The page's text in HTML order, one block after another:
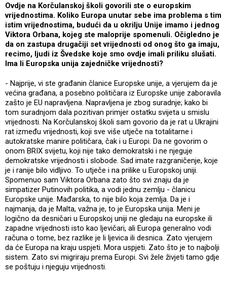
Ovdje na Korčulanskoj školi govorili ste o europskim
vrijednostima. Koliko Europa unutar sebe ima problema s tim
istim vrijednostima, budući da u okrilju Unije imamo i jednog
Viktora Orbana, kojeg ste maloprije spomenuli. Očigledno je
da on zastupa drugačiji set vrijednosti od onog što ga imaju,
recimo, ljudi iz Švedske koje smo ovdje imali priliku slušati.
Ima li Europska unija zajedničke vrijednosti?
- Najprije, vi ste građanin članice Europske unije, a vjerujem da je
većina građana, a posebno političara iz Europske unije zaboravila
zašto je EU napravljena. Napravljena je zbog suradnje; kako bi
tom suradnjom dala pozitivan primjer ostatku svijeta u smislu
vrijednosti. Na Korčulanskoj školi sam govorio da je rat u Ukrajini
rat između vrijednosti, koji sve više utječe na totalitarne i
autokratske manire političara, čak i u Europi. Da ne govorim o
onom BRIX svijetu, koji nije tako demokratski i ne njeguje
demokratske vrijednosti i slobode. Sad imate razgraničenje, koje
je i ranije bilo vidljivo. To utječe i na prilike u Europskoj uniji.
Spomenuo sam Viktora Orbana zato što svi znaju da je
simpatizer Putinovih politika, a vodi jednu zemlju - članicu
Europske unije. Mađarska, to nije bilo koja zemlja. Da je i
najmanja, da je Malta, važna je, to je Europska unija. Meni je
logično da desničari u Europskoj uniji ne gledaju na europske ili
zapadne vrijednosti isto kao ljevičari, ali Europa generalno vodi
računa o tome, bez razlike je li ljevica ili desnica. Zato vjerujem
da će Europa na kraju uspjeti. Mora uspjeti. Zato što je to najbolji
sistem. Zato svi migriraju prema Europi. Svi žele živjeti tamo gdje
se poštuju i njeguju vrijednosti.